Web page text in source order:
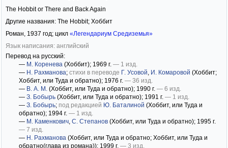
The Hobbit or There and Back Again
Другие названия: The Hobbit; Хоббит
Роман, 1937 год; цикл «Легендариум Средиземья»
Язык написания: английский
Перевод на русский:
— М. Коренева (Хоббит); 1969 г. — 1 изд.
— Н. Рахманова; стихи в переводе Г. Усовой, И. Комаровой (Хоббит;
Хоббит, или Туда и обратно); 1976 г. — 36 изд.
— В. А. М. (Хоббит, или Туда и обратно); 1990 г. — 6 изд.
— З. Бобырь (Хоббит, или Туда и обратно); 1991 г. — 1 изд.
— З. Бобырь; под редакцией Ю. Баталиной (Хоббит, или Туда и
обратно); 1994 г. — 1 изд.
— М. Каменкович, С. Степанов (Хоббит, или Туда и обратно); 1995 г.
— 7 изд.
— Н. Рахманова (Хоббит, или Туда и обратно; Хоббит, или Туда и
обратно(глава из романа)); 1999 г. — 3 изд.